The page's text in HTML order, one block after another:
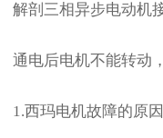
解剖三相异步电动机
通电后电机不能转动
1.西玛电机故障的原因